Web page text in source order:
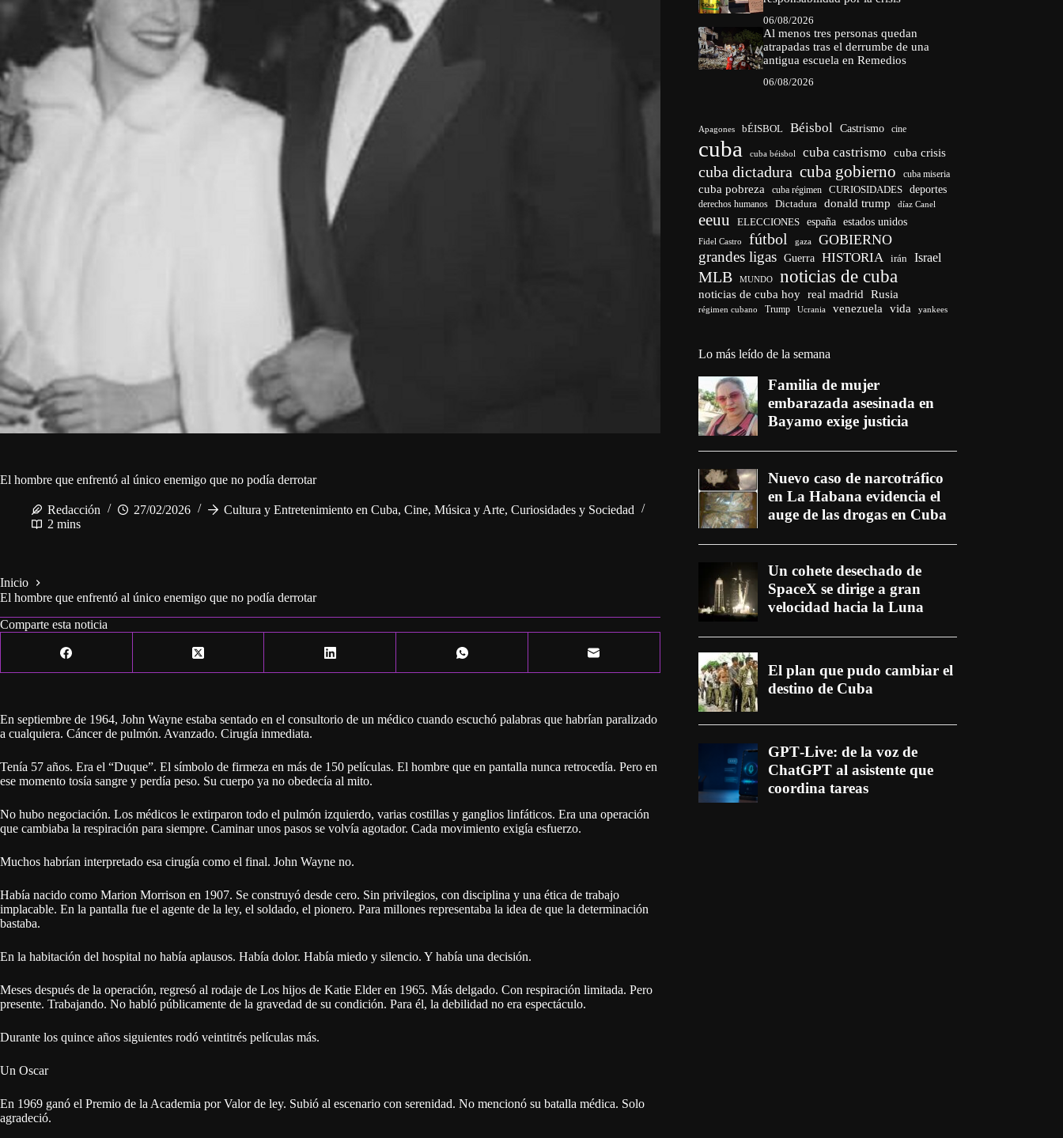
El hombre que enfrentó al único enemigo que no podía derrotar
Redacción 27/02/2026 Cultura y Entretenimiento en Cuba, Cine, Música y Arte, Curiosidades y Sociedad
2 mins
Inicio
El hombre que enfrentó al único enemigo que no podía derrotar
Comparte esta noticia
En septiembre de 1964, John Wayne estaba sentado en el consultorio de un médico cuando escuchó palabras que habrían paralizado
a cualquiera. Cáncer de pulmón. Avanzado. Cirugía inmediata.
Tenía 57 años. Era el “Duque”. El símbolo de firmeza en más de 150 películas. El hombre que en pantalla nunca retrocedía. Pero en
ese momento tosía sangre y perdía peso. Su cuerpo ya no obedecía al mito.
No hubo negociación. Los médicos le extirparon todo el pulmón izquierdo, varias costillas y ganglios linfáticos. Era una operación
que cambiaba la respiración para siempre. Caminar unos pasos se volvía agotador. Cada movimiento exigía esfuerzo.
Muchos habrían interpretado esa cirugía como el final. John Wayne no.
Había nacido como Marion Morrison en 1907. Se construyó desde cero. Sin privilegios, con disciplina y una ética de trabajo
implacable. En la pantalla fue el agente de la ley, el soldado, el pionero. Para millones representaba la idea de que la determinación
bastaba.
En la habitación del hospital no había aplausos. Había dolor. Había miedo y silencio. Y había una decisión.
Meses después de la operación, regresó al rodaje de Los hijos de Katie Elder en 1965. Más delgado. Con respiración limitada. Pero
presente. Trabajando. No habló públicamente de la gravedad de su condición. Para él, la debilidad no era espectáculo.
Durante los quince años siguientes rodó veintitrés películas más.
Un Oscar
En 1969 ganó el Premio de la Academia por Valor de ley. Subió al escenario con serenidad. No mencionó su batalla médica. Solo
agradeció.
06/08/2026
Al menos tres personas quedan
atrapadas tras el derrumbe de una
antigua escuela en Remedios
06/08/2026
Apagones bÉISBOL Béisbol Castrismo cine
cuba cuba béisbol cuba castrismo cuba crisis
cuba dictadura cuba gobierno cuba miseria
cuba pobreza cuba régimen CURIOSIDADES deportes
derechos humanos Dictadura donald trump díaz Canel
eeuu ELECCIONES españa estados unidos
Fidel Castro fútbol gaza GOBIERNO
grandes ligas Guerra HISTORIA irán Israel
MLB MUNDO noticias de cuba
noticias de cuba hoy real madrid Rusia
régimen cubano Trump Ucrania venezuela vida yankees
Lo más leído de la semana